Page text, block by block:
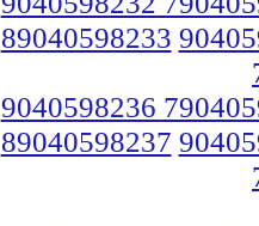
89040598233
9040598236
89040598237